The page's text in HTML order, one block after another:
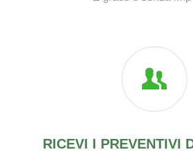
RICEVI I PREVENTIVI